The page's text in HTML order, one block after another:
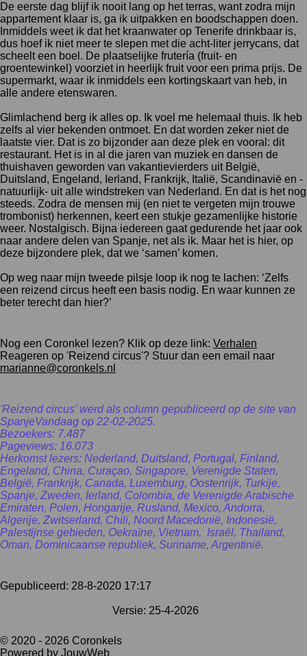
De eerste dag blijf ik nooit lang op het terras, want zodra mijn
appartement klaar is, ga ik uitpakken en boodschappen doen.
Inmiddels weet ik dat het kraanwater op Tenerife drinkbaar is,
dus hoef ik niet meer te slepen met die acht-liter jerrycans, dat
scheelt een boel. De plaatselijke frutería (fruit- en
groentewinkel) voorziet in heerlijk fruit voor een prima prijs. De
supermarkt, waar ik inmiddels een kortingskaart van heb, in
alle andere etenswaren.
Glimlachend berg ik alles op. Ik voel me helemaal thuis. Ik heb
zelfs al vier bekenden ontmoet. En dat worden zeker niet de
laatste vier. Dat is zo bijzonder aan deze plek en vooral: dit
restaurant. Het is in al die jaren van muziek en dansen de
thuishaven geworden van vakantievierders uit België,
Duitsland, Engeland, Ierland, Frankrijk, Italië, Scandinavië en -
natuurlijk- uit alle windstreken van Nederland. En dat is het nog
steeds. Zodra de mensen mij (en niet te vergeten mijn trouwe
trombonist) herkennen, keert een stukje gezamenlijke historie
weer. Nostalgisch. Bijna iedereen gaat gedurende het jaar ook
naar andere delen van Spanje, net als ik. Maar het is hier, op
deze bijzondere plek, dat we ‘samen’ komen.
Op weg naar mijn tweede pilsje loop ik nog te lachen: ‘Zelfs
een reizend circus heeft een basis nodig. En waar kunnen ze
beter terecht dan hier?’
Nog een Coronkel lezen? Klik op deze link: Verhalen
Reageren op 'Reizend circus'? Stuur dan een email naar
marianne@coronkels.nl
'Reizend circus' werd als column gepubliceerd op de site van
SpanjeVandaag op 22-02-2025.
Bezoekers: 7.487
Pageviews: 16.073
Herkomst lezers: Nederland, Duitsland, Portugal, Finland,
Engeland, China, Curaçao, Singapore, Verenigde Staten,
België, Frankrijk, Canada, Luxemburg, Oostenrijk, Turkije,
Spanje, Zweden, Ierland, Colombia, de Verenigde Arabische
Emiraten, Polen, Hongarije, Rusland, Mexico, Andorra,
Algerije, Zwitserland, Chili, Noord Macedonië, Indonesië,
Palestijnse gebieden, Oekraïne, Vietnam, Israël, Thailand,
Oman, Dominicaanse republiek, Suriname, Argentinië.
Gepubliceerd: 28-8-2020 17:17
Versie: 25-4-2026
© 2020 - 2026 Coronkels
Powered by JouwWeb